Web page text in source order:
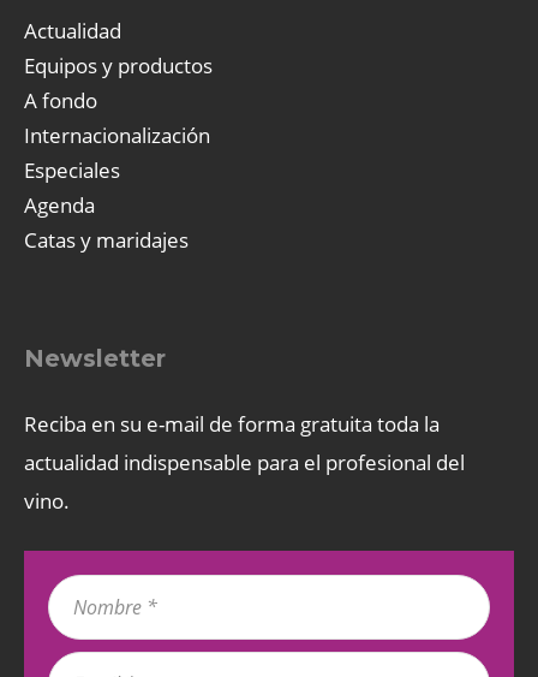
Actualidad
Equipos y productos
A fondo
Internacionalización
Especiales
Agenda
Catas y maridajes
Newsletter
Reciba en su e-mail de forma gratuita toda la
actualidad indispensable para el profesional del
vino.